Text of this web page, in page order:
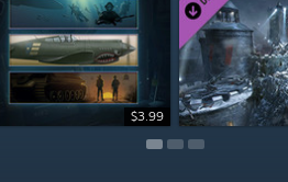
$3.99
$7.99
$5.99